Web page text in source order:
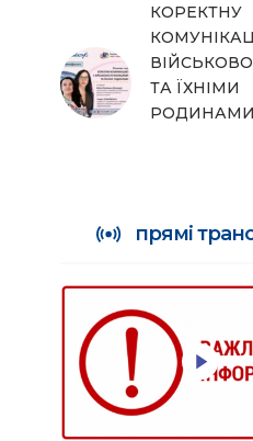
КОРЕКТНУ
ТА ЇХНІМИ
РОДИНАМИ
прямі